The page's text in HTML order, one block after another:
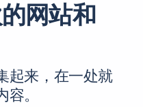
网站和
起来，在一处就
。